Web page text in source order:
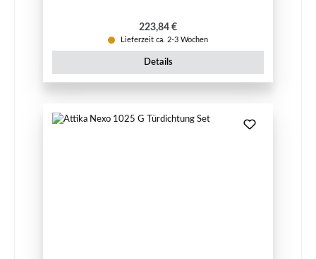
Regulärer Preis:
223,84 €
Lieferzeit ca. 2-3 Wochen
Details